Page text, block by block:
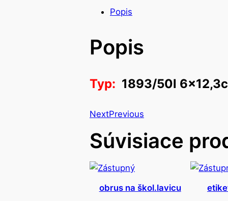
Popis
Popis
Typ: 1893/50l
NextPrevious
Súvisiace
obrus na škol.lavicu